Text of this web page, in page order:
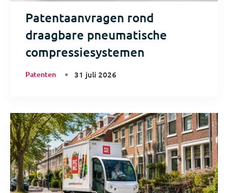
Patentaanvragen rond
draagbare pneumatische
compressiesystemen
Patenten 31 juli 2026